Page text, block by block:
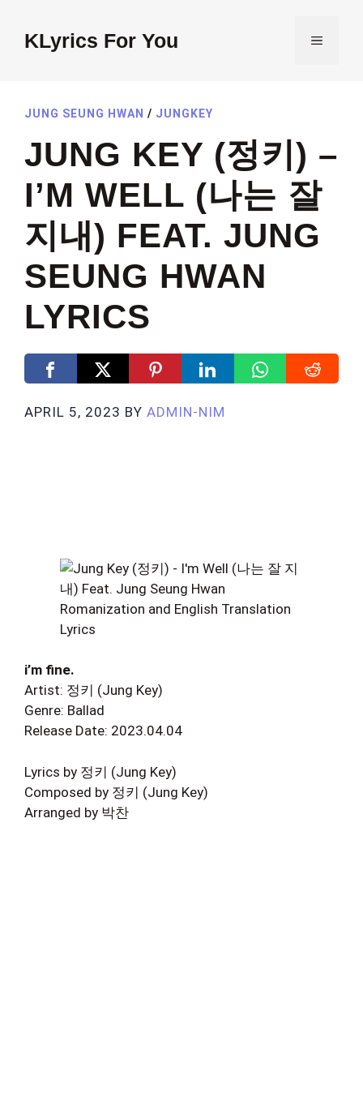
contentKLyrics For You MENU
JUNG SEUNG HWAN / JUNGKEY
JUNG KEY (정키) –
I’M WELL (나는 잘
지내) FEAT. JUNG
SEUNG HWAN
LYRICS
APRIL 5, 2023 BY ADMIN-NIM
i’m fine.
Artist: 정키 (Jung Key)
Genre: Ballad
Release Date: 2023.04.04
Lyrics by 정키 (Jung Key)
Composed by 정키 (Jung Key)
Arranged by 박찬